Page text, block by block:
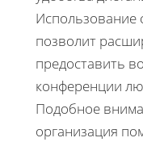
Использование
позволит
предоставить
конференции
Подобное
организация